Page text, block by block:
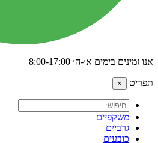
אנו זמינים בימים א׳-ה׳ 8:00-17:00
תפריט ×
משקפיים
גרביים
כובעים